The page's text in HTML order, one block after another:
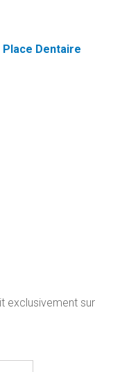
Dentaire
exclusivement sur